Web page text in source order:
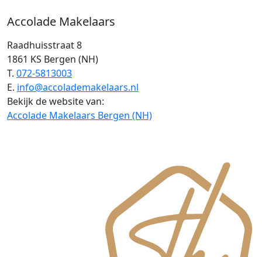
Accolade Makelaars
Raadhuisstraat 8
1861 KS Bergen (NH)
T. 072-5813003
E. info@accolademakelaars.nl
Bekijk de website van:
Accolade Makelaars Bergen (NH)